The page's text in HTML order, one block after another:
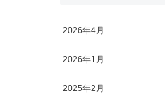
2026年4月
2026年1月
2025年2月